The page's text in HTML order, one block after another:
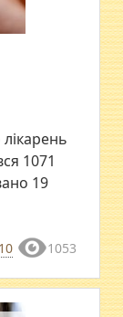
1071
19
1053